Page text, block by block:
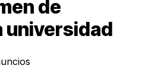
de
universidad